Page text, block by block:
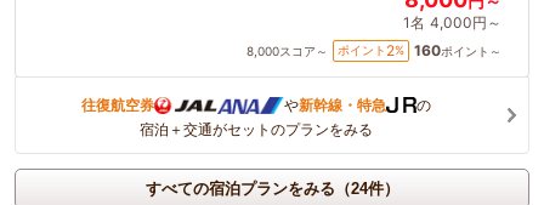
1名 4,000円～
8,000スコア～ ポイント 2% 160ポイント～
往復航空券 や新幹線・特急
の
宿泊＋交通がセットのプランをみる
すべての宿泊プランをみる（24件）